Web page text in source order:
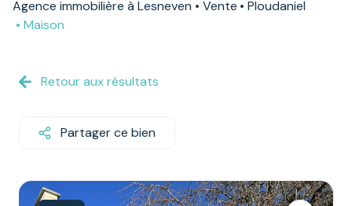
ACCUEIL
VENDUS
NOS
LOCATIONS
Agence immobilière à Lesneven Vente
Ploudaniel
Maison
Retour aux résultats
Partager ce bien